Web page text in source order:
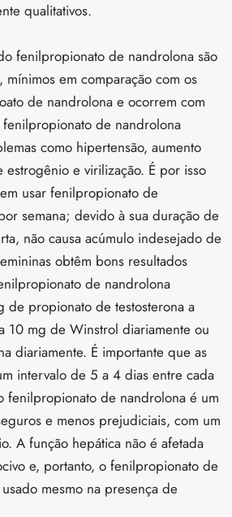
qualitativos.
fenilpropionato de nandrolona são
mínimos em comparação com os
de nandrolona e ocorrem com
de nandrolona
como hipertensão, aumento
estrogênio e virilização. É por isso
usar fenilpropionato de
semana; devido à sua duração de
não causa acúmulo indesejado de
obtêm bons resultados
de nandrolona
de propionato de testosterona a
10 mg de Winstrol diariamente ou
diariamente. É importante que as
intervalo de 5 a 4 dias entre cada
fenilpropionato de nandrolona é um
e menos prejudiciais, com um
A função hepática não é afetada
e, portanto, o fenilpropionato de
mesmo na presença de